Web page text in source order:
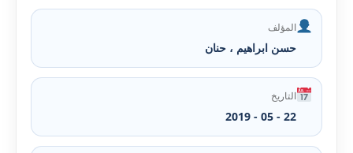
المؤلف
حسن ابراهيم ، حنان
التاريخ
22 - 05 - 2019